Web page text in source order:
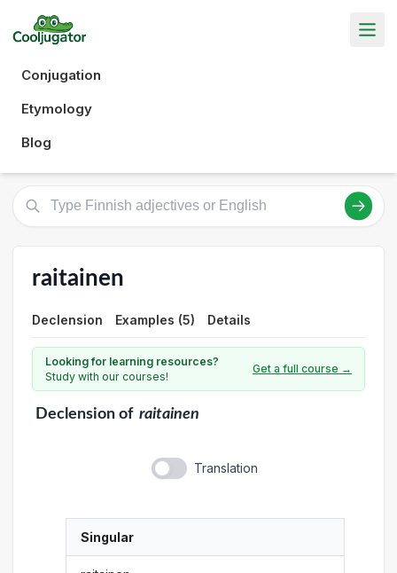
Conjugation
Etymology
Blog
raitainen
Declension Examples (5) Details
Looking for learning resources?
Study with our courses!
Get a full course →
Declensionof raitainen
Translation
Singular